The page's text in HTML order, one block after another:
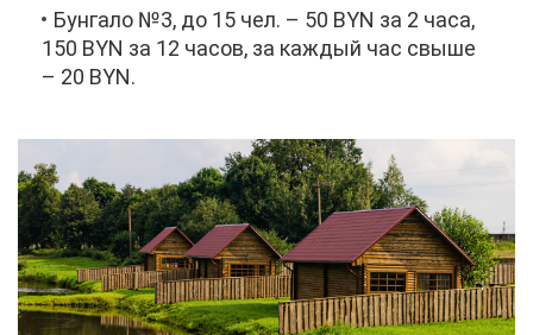
Бун­га­ло №3, до 15 чел. – 50 BYN за 2 ча­са,
150 BYN за 12 ча­сов, за каж­дый час свы­ше
– 20 BYN.